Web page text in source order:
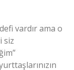
vardır ama o
siz